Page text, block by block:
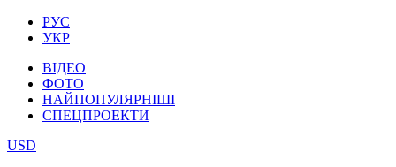
РУС
УКР
ВІДЕО
ФОТО
НАЙПОПУЛЯРНІШІ
СПЕЦПРОЕКТИ
USD